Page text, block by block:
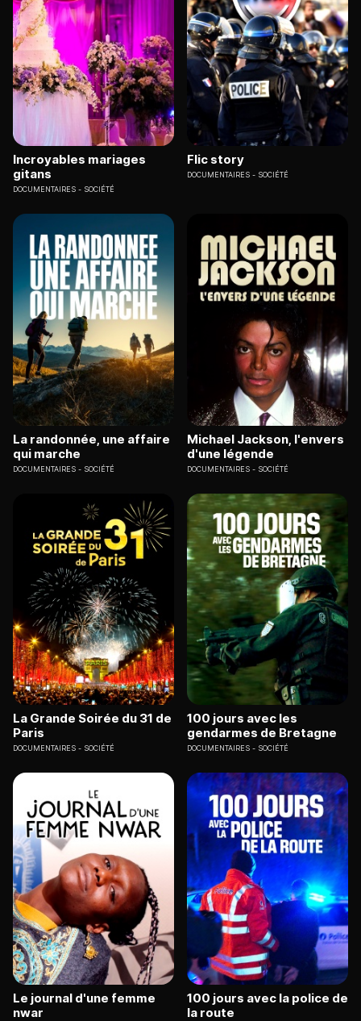
Incroyables mariages
gitans
DOCUMENTAIRES SOCIÉTÉ
Flic story
DOCUMENTAIRES SOCIÉTÉ
La randonnée, une affaire
qui marche
DOCUMENTAIRES SOCIÉTÉ
Michael Jackson, l'envers
d'une légende
DOCUMENTAIRES SOCIÉTÉ
La Grande Soirée du 31 de
Paris
DOCUMENTAIRES SOCIÉTÉ
100 jours avec les
gendarmes de Bretagne
DOCUMENTAIRES SOCIÉTÉ
Le journal d'une femme
nwar
100 jours avec la police de
la route